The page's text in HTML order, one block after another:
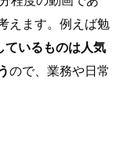
えます。例えば勉
ているものは人気
ので、業務や日常